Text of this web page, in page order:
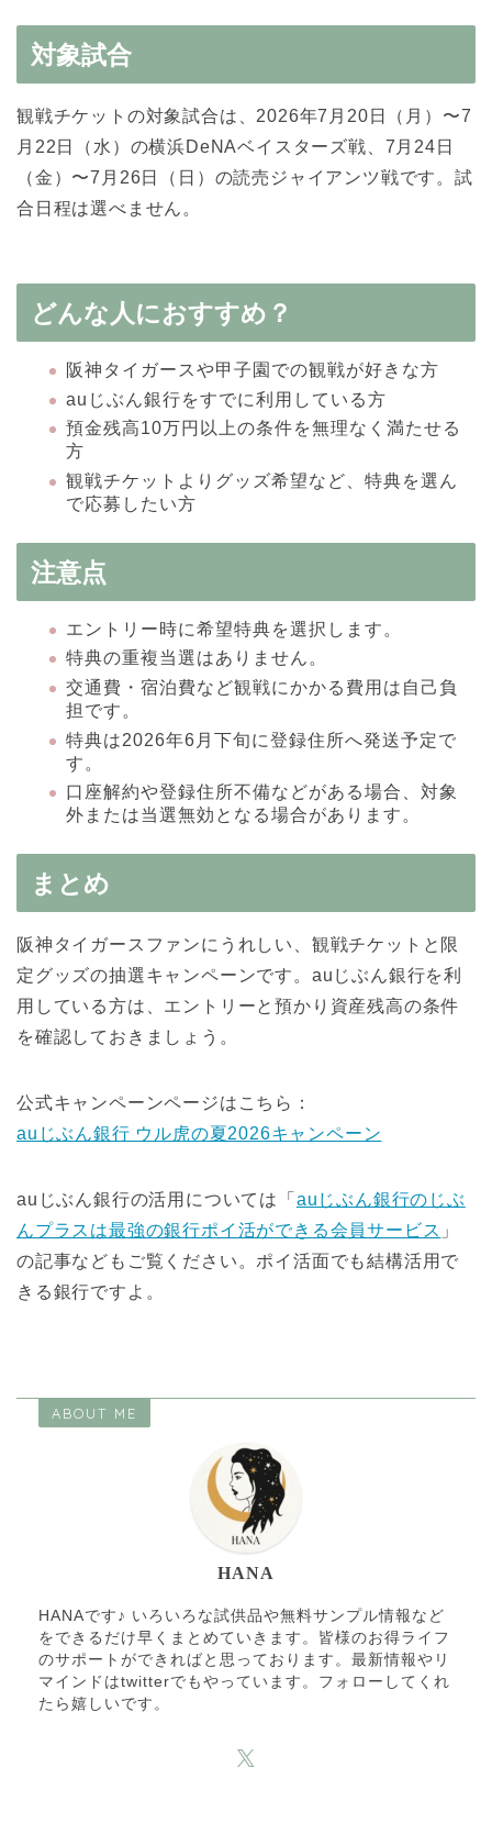
対象試合
観戦チケットの対象試合は、2026年7月20日（月）〜7
月22日（水）の横浜DeNAベイスターズ戦、7月24日
（金）〜7月26日（日）の読売ジャイアンツ戦です。試
合日程は選べません。
どんな人におすすめ？
阪神タイガースや甲子園での観戦が好きな方
auじぶん銀行をすでに利用している方
預金残高10万円以上の条件を無理なく満たせる
方
観戦チケットよりグッズ希望など、特典を選ん
で応募したい方
注意点
エントリー時に希望特典を選択します。
特典の重複当選はありません。
交通費・宿泊費など観戦にかかる費用は自己負
担です。
特典は2026年6月下旬に登録住所へ発送予定で
す。
口座解約や登録住所不備などがある場合、対象
外または当選無効となる場合があります。
まとめ
阪神タイガースファンにうれしい、観戦チケットと限
定グッズの抽選キャンペーンです。auじぶん銀行を利
用している方は、エントリーと預かり資産残高の条件
を確認しておきましょう。
公式キャンペーンページはこちら：
auじぶん銀行 ウル虎の夏2026キャンペーン
auじぶん銀行の活用については「 auじぶん銀行のじぶ
んプラスは最強の銀行ポイ活ができる会員サービス 」
の記事などもご覧ください。ポイ活面でも結構活用で
きる銀行ですよ。
ABOUT ME
HANA
HANAです♪ いろいろな試供品や無料サンプル情報など
をできるだけ早くまとめていきます。皆様のお得ライフ
のサポートができればと思っております。最新情報やリ
マインドはtwitterでもやっています。フォローしてくれ
たら嬉しいです。